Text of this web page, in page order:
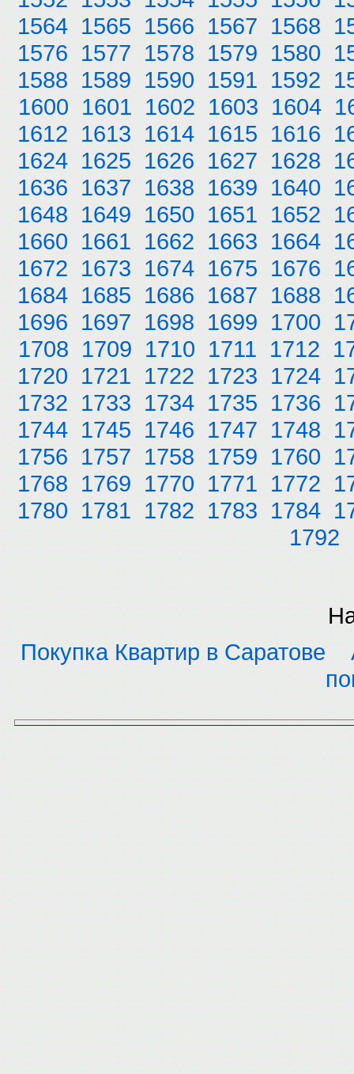
1564 1565 1566 1567 1568
1576 1577 1578 1579 1580
1588 1589 1590 1591 1592
1600 1601 1602 1603 1604
1612 1613 1614 1615 1616
1624 1625 1626 1627 1628
1636 1637 1638 1639 1640
1648 1649 1650 1651 1652
1660 1661 1662 1663 1664
1672 1673 1674 1675 1676
1684 1685 1686 1687 1688
1696 1697 1698 1699 1700
1708 1709 1710 1711 1712
1720 1721 1722 1723 1724
1732 1733 1734 1735 1736
1744 1745 1746 1747 1748
1756 1757 1758 1759 1760
1768 1769 1770 1771 1772
1780 1781 1782 1783 1784
1792
Покупка Квартир в Саратове